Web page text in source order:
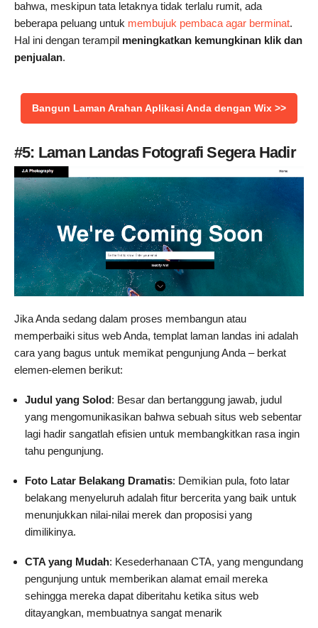
bahwa, meskipun tata letaknya tidak terlalu rumit, ada
beberapa peluang untuk membujuk pembaca agar berminat.
Hal ini dengan terampil meningkatkan kemungkinan klik dan
penjualan.
Bangun Laman Arahan Aplikasi Anda dengan Wix >>
#5: Laman Landas Fotografi Segera Hadir
Jika Anda sedang dalam proses membangun atau
memperbaiki situs web Anda, templat laman landas ini adalah
cara yang bagus untuk memikat pengunjung Anda – berkat
elemen-elemen berikut:
Judul yang Solod: Besar dan bertanggung jawab, judul
yang mengomunikasikan bahwa sebuah situs web sebentar
lagi hadir sangatlah efisien untuk membangkitkan rasa ingin
tahu pengunjung.
Foto Latar Belakang Dramatis: Demikian pula, foto latar
belakang menyeluruh adalah fitur bercerita yang baik untuk
menunjukkan nilai-nilai merek dan proposisi yang
dimilikinya.
CTA yang Mudah: Kesederhanaan CTA, yang mengundang
pengunjung untuk memberikan alamat email mereka
sehingga mereka dapat diberitahu ketika situs web
ditayangkan, membuatnya sangat menarik